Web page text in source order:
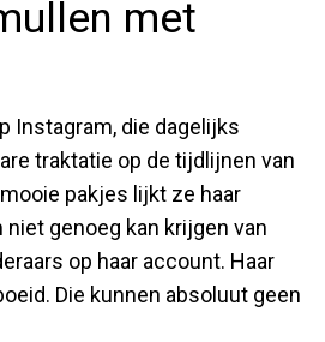
met
Instagram, die dagelijks
traktatie op de tijdlijnen van
pakjes lijkt ze haar
genoeg kan krijgen van
op haar account. Haar
Die kunnen absoluut geen